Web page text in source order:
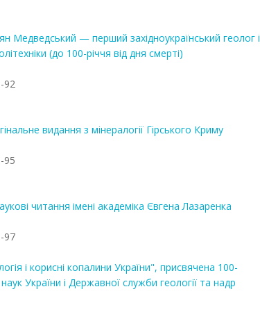
— перший західноукраїнський геолог і
(до 100-річчя від дня смерті)
92
видання з мінералогії Гірського Криму
95
читання імені академіка Євгена Лазаренка
97
і корисні копалини України", присвячена 100-
України і Державної служби геології та надр